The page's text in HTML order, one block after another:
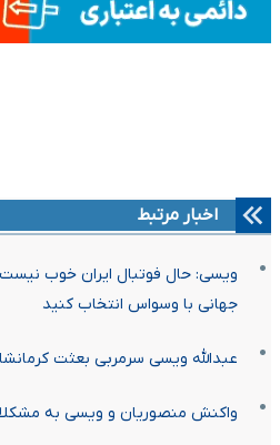
اخبار مرتبط
ویسی: حال فوتبال ایران خوب
جهانی با وسواس انتخاب کنید
عبدالله ویسی سرمربی بعثت
واکنش منصوریان و ویسی به